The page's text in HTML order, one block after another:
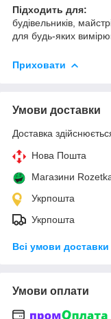
Підходить для:
будівельників,
для будь-яких
Приховати
Умови доставки
Доставка
Нова Пошта
Магазини
Укрпошта
Укрпошта
Всі умови доставки
Умови оплати